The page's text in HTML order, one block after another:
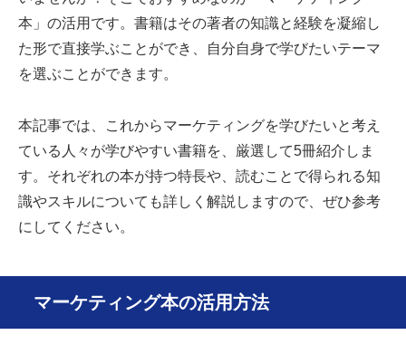
本」の活用です。書籍はその著者の知識と経験を凝縮し
た形で直接学ぶことができ、自分自身で学びたいテーマ
を選ぶことができます。
本記事では、これからマーケティングを学びたいと考え
ている人々が学びやすい書籍を、厳選して5冊紹介しま
す。それぞれの本が持つ特長や、読むことで得られる知
識やスキルについても詳しく解説しますので、ぜひ参考
にしてください。
マーケティング本の活用方法